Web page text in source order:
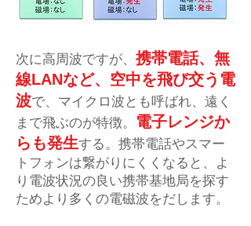
次に高周波ですが、 携帯電話、無
線LANなど、空中を飛び交う電
波で、マイクロ波とも呼ばれ、遠く
まで飛ぶのが特徴。
電子レンジか
らも発生する。携帯電話やスマー
トフォンは繋がりにくくなると、よ
り電波状況の良い携帯基地局を探す
ためより多くの電磁波をだします。